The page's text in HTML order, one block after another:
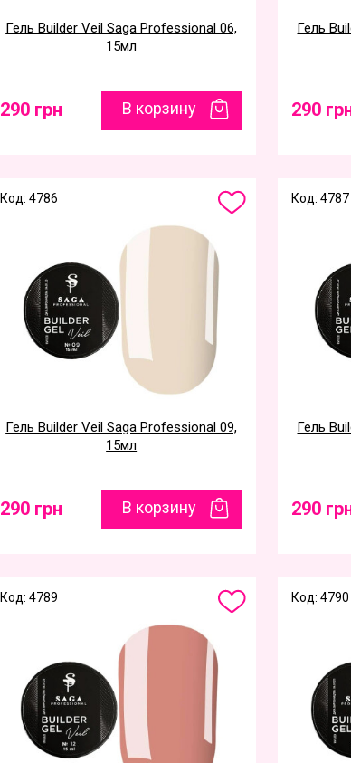
Гель Builder Veil Saga Professional 06,
15мл
290 грн В корзину
Гель
290
Код: 4786
Гель Builder Veil Saga Professional 09,
15мл
290 грн В корзину
Код: 4787
Гель
290
Код: 4789 Код: 4790